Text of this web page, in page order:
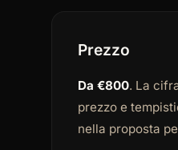
Prezzo
Da €800. La
prezzo e
nella proposta